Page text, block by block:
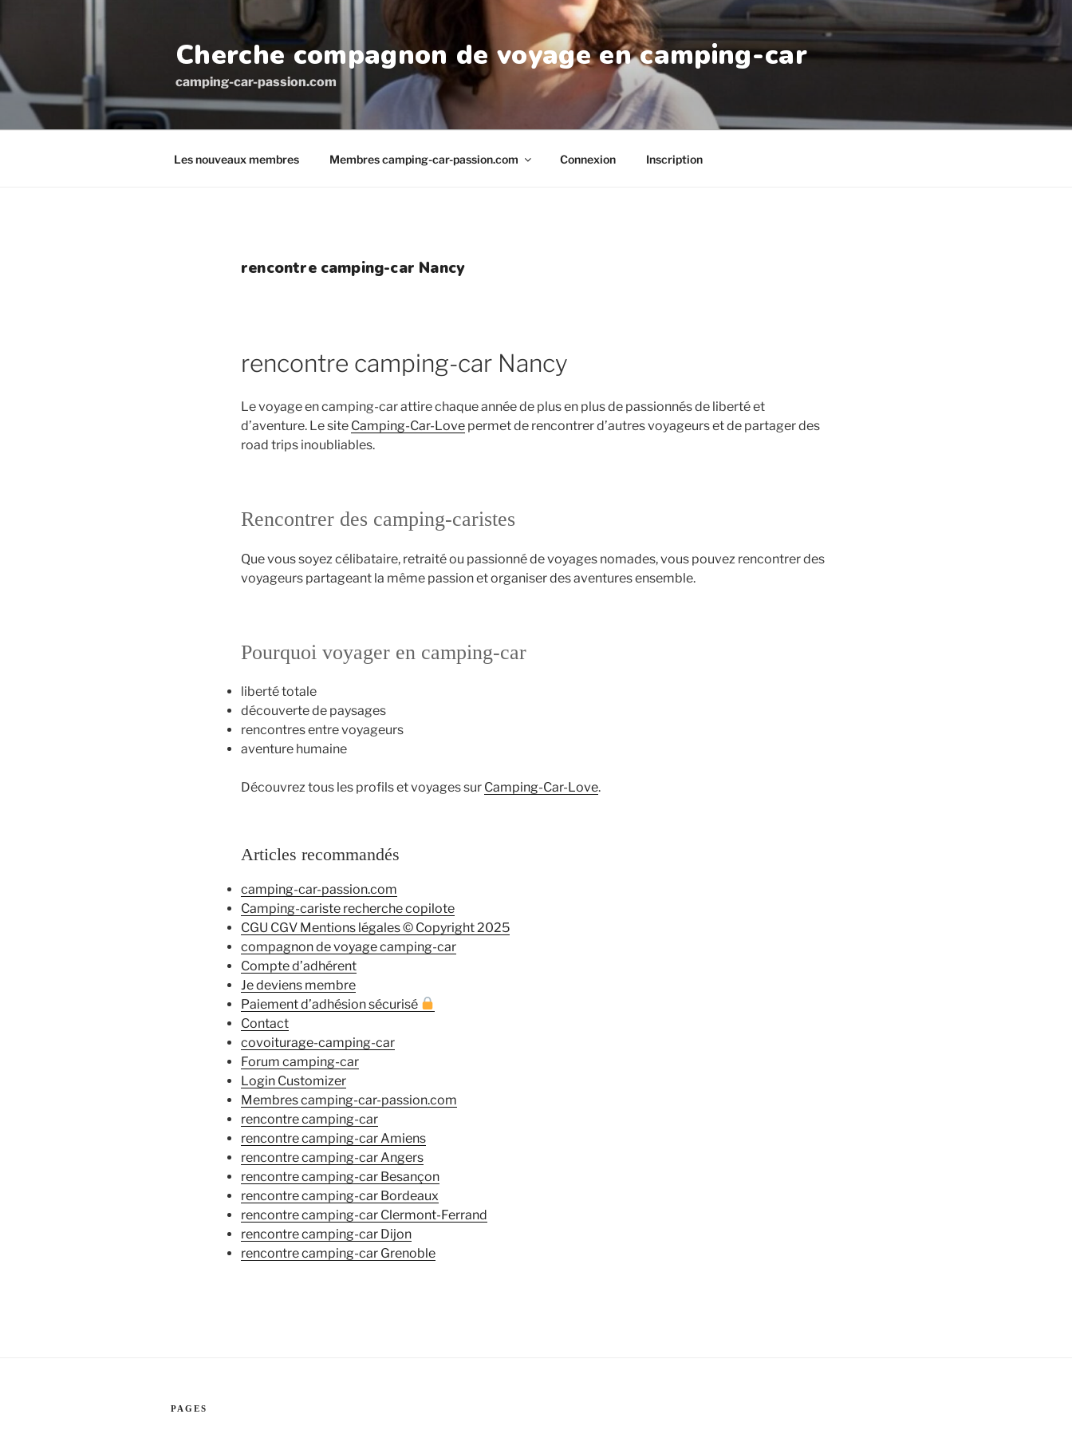
principal
Cherche compagnon de voyage en camping-car
camping-car-passion.com
Les nouveaux membres Membres camping-car-passion.com Connexion Inscription
rencontre camping-car Nancy
rencontre camping-car Nancy
Le voyage en camping-car attire chaque année de plus en plus de passionnés de liberté et
d’aventure. Le site Camping-Car-Love permet de rencontrer d’autres voyageurs et de partager des
road trips inoubliables.
Rencontrer des camping-caristes
Que vous soyez célibataire, retraité ou passionné de voyages nomades, vous pouvez rencontrer des
voyageurs partageant la même passion et organiser des aventures ensemble.
Pourquoi voyager en camping-car
liberté totale
découverte de paysages
rencontres entre voyageurs
aventure humaine
Découvrez tous les profils et voyages sur Camping-Car-Love.
Articles recommandés
camping-car-passion.com
Camping-cariste recherche copilote
CGU CGV Mentions légales © Copyright 2025
compagnon de voyage camping-car
Compte d’adhérent
Je deviens membre
Paiement d’adhésion sécurisé
Contact
covoiturage-camping-car
Forum camping-car
Login Customizer
Membres camping-car-passion.com
rencontre camping-car
rencontre camping-car Amiens
rencontre camping-car Angers
rencontre camping-car Besançon
rencontre camping-car Bordeaux
rencontre camping-car Clermont-Ferrand
rencontre camping-car Dijon
rencontre camping-car Grenoble
PAGES